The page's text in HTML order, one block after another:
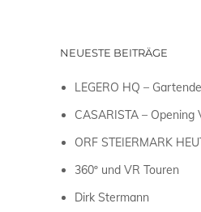
NEUESTE BEITRÄGE
LEGERO HQ –
CASARISTA – Opening
ORF STEIERMARK
360º und VR Touren
Dirk Stermann